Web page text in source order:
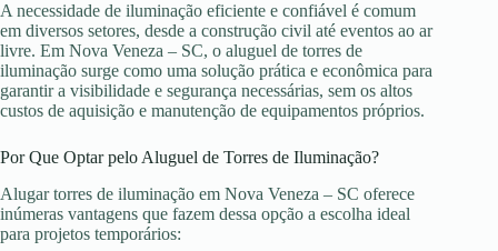
A necessidade de iluminação eficiente e confiável é comum
em diversos setores, desde a construção civil até eventos ao ar
livre. Em Nova Veneza – SC, o aluguel de torres de
iluminação surge como uma solução prática e econômica para
garantir a visibilidade e segurança necessárias, sem os altos
custos de aquisição e manutenção de equipamentos próprios.
Por Que Optar pelo Aluguel de Torres de Iluminação?
Alugar torres de iluminação em Nova Veneza – SC oferece
inúmeras vantagens que fazem dessa opção a escolha ideal
para projetos temporários: